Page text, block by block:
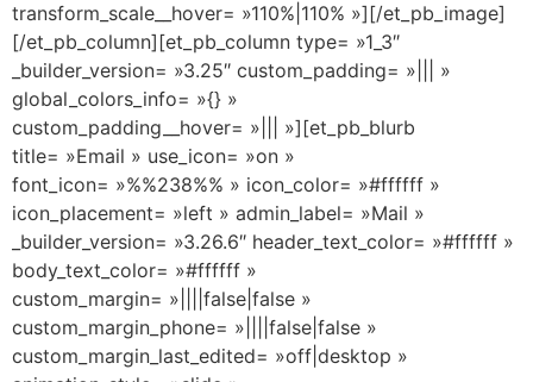
transform_scale__hover= »110%|110% »][/et_pb_image]
[/et_pb_column][et_pb_column type= »1_3″
_builder_version= »3.25″ custom_padding= »||| »
global_colors_info= »{} »
custom_padding__hover= »||| »][et_pb_blurb
title= »Email » use_icon= »on »
font_icon= »%%238%% » icon_color= »#ffffff »
icon_placement= »left » admin_label= »Mail »
_builder_version= »3.26.6″ header_text_color= »#ffffff »
body_text_color= »#ffffff »
custom_margin= »||||false|false »
custom_margin_phone= »||||false|false »
custom_margin_last_edited= »off|desktop »